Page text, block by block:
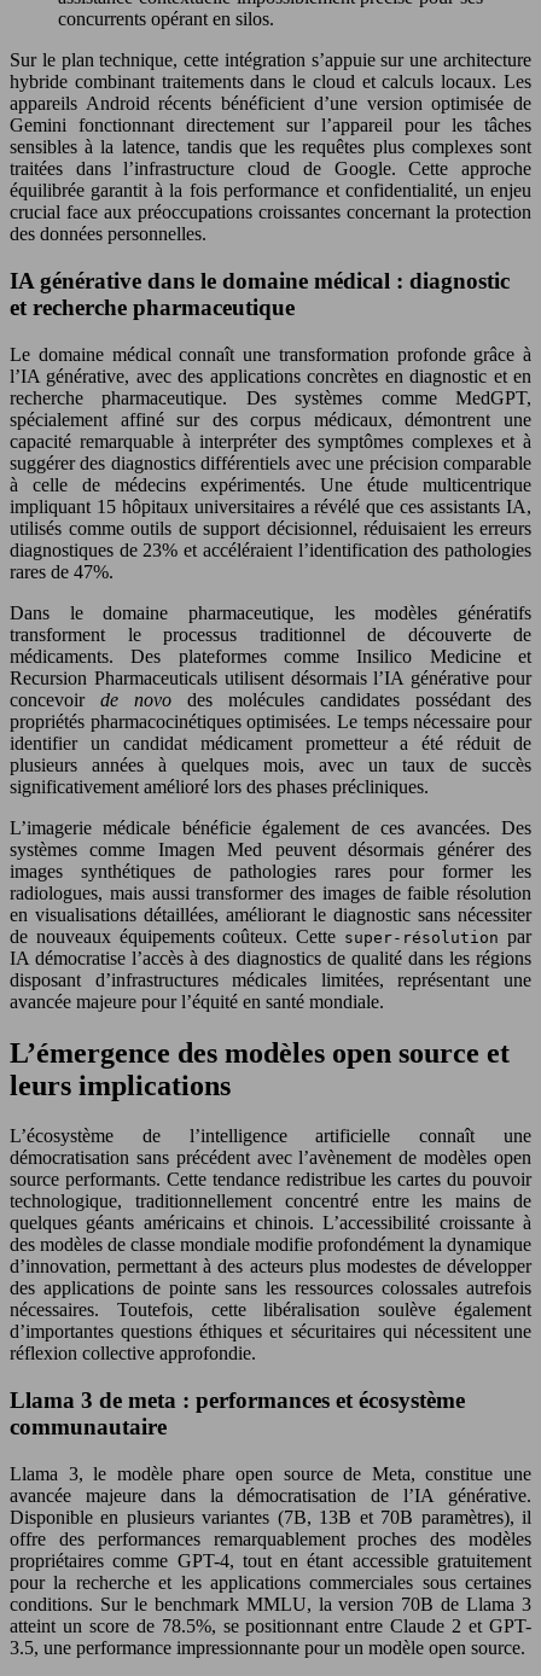
concurrents opérant en silos.
Sur le plan technique, cette intégration s’appuie sur une architecture
hybride combinant traitements dans le cloud et calculs locaux. Les
appareils Android récents bénéficient d’une version optimisée de
Gemini fonctionnant directement sur l’appareil pour les tâches
sensibles à la latence, tandis que les requêtes plus complexes sont
traitées dans l’infrastructure cloud de Google. Cette approche
équilibrée garantit à la fois performance et confidentialité, un enjeu
crucial face aux préoccupations croissantes concernant la protection
des données personnelles.
IA générative dans le domaine médical : diagnostic
et recherche pharmaceutique
Le domaine médical connaît une transformation profonde grâce à
l’IA générative, avec des applications concrètes en diagnostic et en
recherche pharmaceutique. Des systèmes comme MedGPT,
spécialement affiné sur des corpus médicaux, démontrent une
capacité remarquable à interpréter des symptômes complexes et à
suggérer des diagnostics différentiels avec une précision comparable
à celle de médecins expérimentés. Une étude multicentrique
impliquant 15 hôpitaux universitaires a révélé que ces assistants IA,
utilisés comme outils de support décisionnel, réduisaient les erreurs
diagnostiques de 23% et accéléraient l’identification des pathologies
rares de 47%.
Dans le domaine pharmaceutique, les modèles génératifs
transforment le processus traditionnel de découverte de
médicaments. Des plateformes comme Insilico Medicine et
Recursion Pharmaceuticals utilisent désormais l’IA générative pour
concevoir de novo des molécules candidates possédant des
propriétés pharmacocinétiques optimisées. Le temps nécessaire pour
identifier un candidat médicament prometteur a été réduit de
plusieurs années à quelques mois, avec un taux de succès
significativement amélioré lors des phases précliniques.
L’imagerie médicale bénéficie également de ces avancées. Des
systèmes comme Imagen Med peuvent désormais générer des
images synthétiques de pathologies rares pour former les
radiologues, mais aussi transformer des images de faible résolution
en visualisations détaillées, améliorant le diagnostic sans nécessiter
de nouveaux équipements coûteux. Cette super-résolution par
IA démocratise l’accès à des diagnostics de qualité dans les régions
disposant d’infrastructures médicales limitées, représentant une
avancée majeure pour l’équité en santé mondiale.
L’émergence des modèles open source et
leurs implications
L’écosystème de l’intelligence artificielle connaît une
démocratisation sans précédent avec l’avènement de modèles open
source performants. Cette tendance redistribue les cartes du pouvoir
technologique, traditionnellement concentré entre les mains de
quelques géants américains et chinois. L’accessibilité croissante à
des modèles de classe mondiale modifie profondément la dynamique
d’innovation, permettant à des acteurs plus modestes de développer
des applications de pointe sans les ressources colossales autrefois
nécessaires. Toutefois, cette libéralisation soulève également
d’importantes questions éthiques et sécuritaires qui nécessitent une
réflexion collective approfondie.
Llama 3 de meta : performances et écosystème
communautaire
Llama 3, le modèle phare open source de Meta, constitue une
avancée majeure dans la démocratisation de l’IA générative.
Disponible en plusieurs variantes (7B, 13B et 70B paramètres), il
offre des performances remarquablement proches des modèles
propriétaires comme GPT-4, tout en étant accessible gratuitement
pour la recherche et les applications commerciales sous certaines
conditions. Sur le benchmark MMLU, la version 70B de Llama 3
atteint un score de 78.5%, se positionnant entre Claude 2 et GPT-
3.5, une performance impressionnante pour un modèle open source.